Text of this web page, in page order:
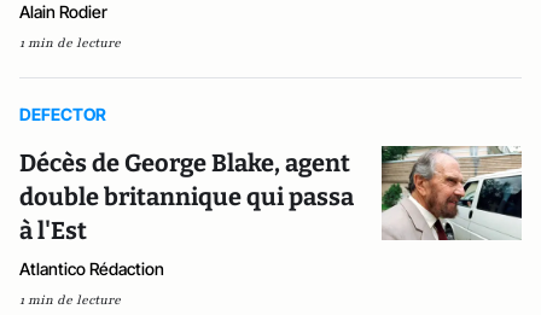
Alain Rodier
1 min de lecture
DEFECTOR
Décès de George Blake, agent
double britannique qui passa
à l'Est
Atlantico Rédaction
1 min de lecture